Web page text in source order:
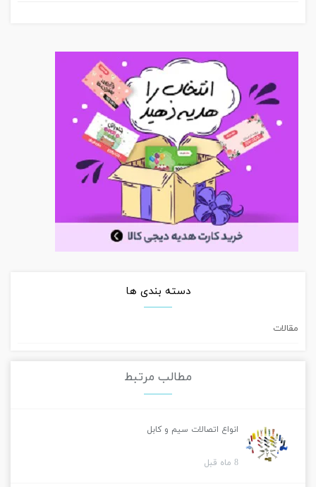
دسته بندی ها
مقالات
مطالب مرتبط
انواع اتصالات سیم و کابل
8 ماه قبل